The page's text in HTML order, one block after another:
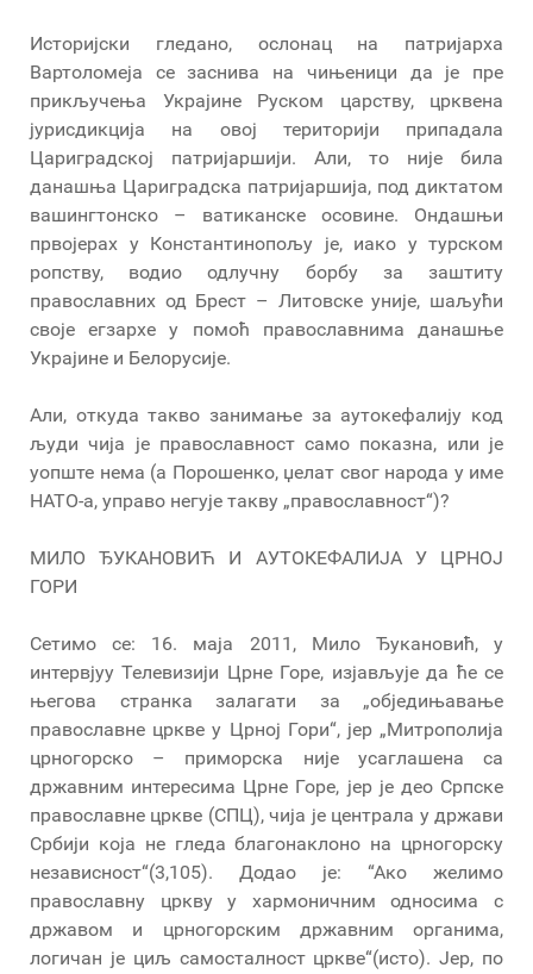
Историјски гледано, ослонац на патријарха
Вартоломеја се заснива на чињеници да је пре
прикључења Украјине Руском царству, црквена
јурисдикција на овој територији припадала
Цариградској патријаршији. Али, то није била
данашња Цариградска патријаршија, под диктатом
вашингтонско – ватиканске осовине. Ондашњи
првојерах у Константинопољу је, иако у турском
ропству, водио одлучну борбу за заштиту
православних од Брест – Литовске уније, шаљући
своје егзархе у помоћ православнима данашње
Украјине и Белорусије.
Али, откуда такво занимање за аутокефалију код
људи чија је православност само показна, или је
уопште нема (а Порошенко, џелат свог народа у име
НАТО-а, управо негује такву „православност“)?
МИЛО ЂУКАНОВИЋ И АУТОКЕФАЛИЈА У ЦРНОЈ
ГОРИ
Сетимо се: 16. маја 2011, Мило Ђукановић, у
интервјуу Телевизији Црне Горе, изјављује да ће се
његова странка залагати за „обједињавање
православне цркве у Црној Гори“, јер „Митрополија
црногорско – приморска није усаглашена са
државним интересима Црне Горе, јер је део Српске
православне цркве (СПЦ), чија је централа у држави
Србији која не гледа благонаклоно на црногорску
независност“(3,105). Додао је: “Ако желимо
православну цркву у хармоничним односима с
државом и црногорским државним органима,
логичан је циљ самосталност цркве“(исто). Јер, по